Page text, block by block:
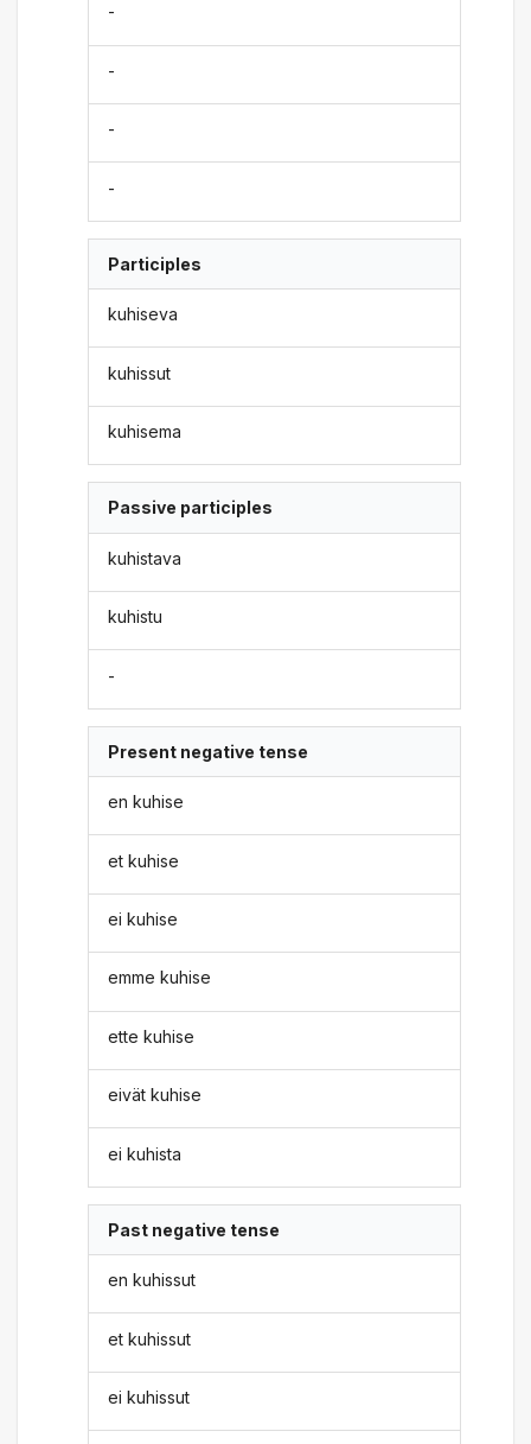
-
-
-
-
Participles
kuhiseva
kuhissut
kuhisema
Passive participles
kuhistava
kuhistu
-
Present negative tense
en kuhise
et kuhise
ei kuhise
emme kuhise
ette kuhise
eivät kuhise
ei kuhista
Past negative tense
en kuhissut
et kuhissut
ei kuhissut